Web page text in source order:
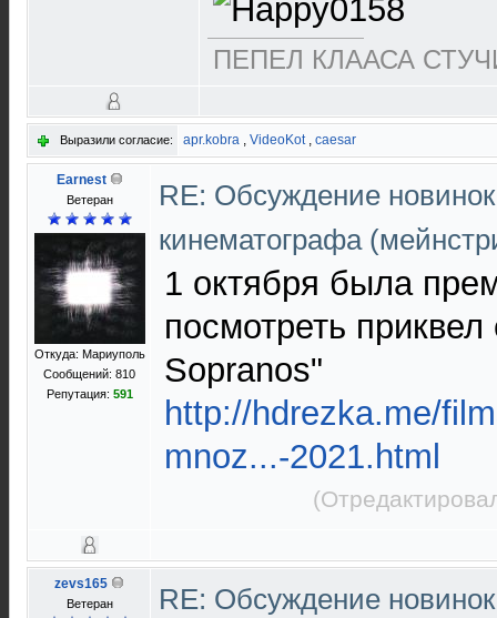
ПЕПЕЛ КЛААСА
Выразили согласие: apr.kobra , VideoKot, caesar
Earnest
Ветеран
Откуда: Мариуполь
Сообщений: 810
Репутация: 591
RE: Обсуждение
кинематографа
1 октября была
посмотреть
Sopranos"
http://hdrezka.me/
mnoz...-2021.html
zevs165
Ветеран
RE: Обсуждение